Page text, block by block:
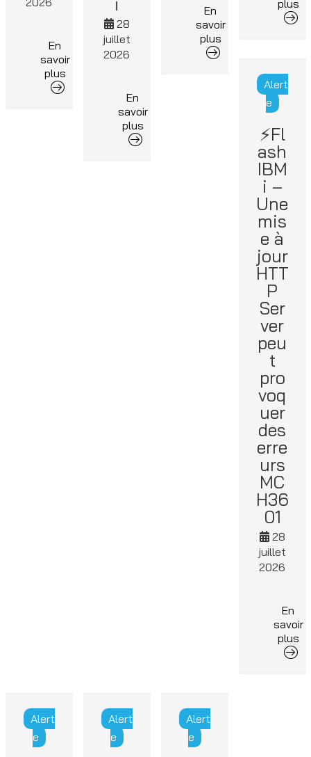
En
savoir
plus
28
juillet
2026
En
savoir
plus
En
savoir
plus
plus
Alert
e
⚡Fl
ash
IBM
i –
Une
mis
e à
jour
HTT
P
Ser
ver
peu
t
pro
voq
uer
des
erre
urs
MC
H36
01
28
juillet
2026
En
savoir
plus
Alert
e
Alert
e
Alert
e